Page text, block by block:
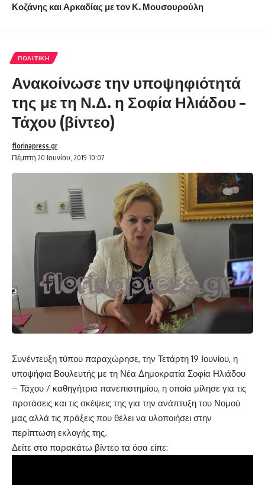
Κοζάνης και Αρκαδίας με τον Κ. Μουσουρούλη
ΠΟΛΙΤΙΚΉ
Ανακοίνωσε την υποψηφιότητά
της με τη Ν.Δ. η Σοφία Ηλιάδου –
Τάχου (βίντεο)
Πέμπτη 20 Ιουνίου, 2019 10:07
florinapress.gr
Συνέντευξη τύπου παραχώρησε, την Τετάρτη 19 Ιουνίου, η
υποψήφια Βουλευτής με τη Νέα Δημοκρατία Σοφία Ηλιάδου
– Τάχου / καθηγήτρια πανεπιστημίου, η οποία μίλησε για τις
προτάσεις και τις σκέψεις της για την ανάπτυξη του Νομού
μας αλλά τις πράξεις που θέλει να υλοποιήσει στην
περίπτωση εκλογής της.
Δείτε στο παρακάτω βίντεο τα όσα είπε: